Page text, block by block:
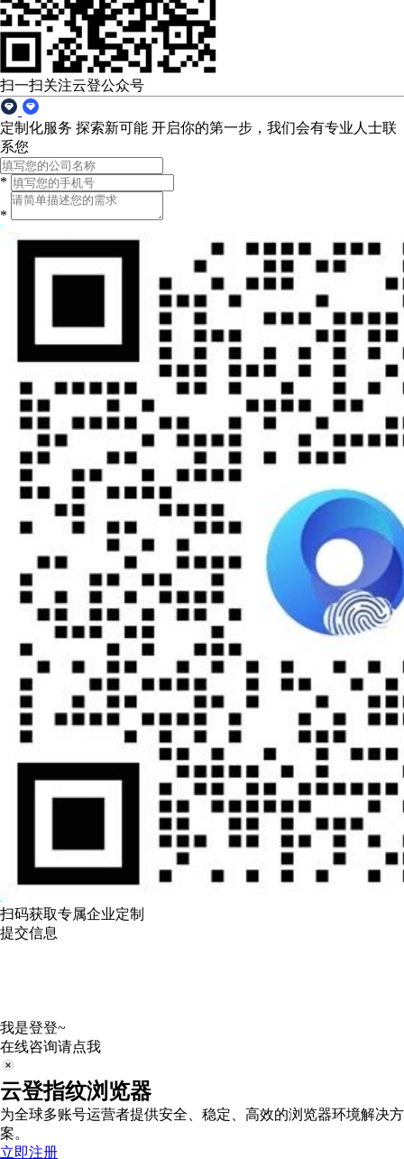
扫一扫关注云登公众号
定制化服务 探索新可能 开启你的第一步，我们会有专业人士联
系您
*
*
扫码获取专属企业定制
提交信息
我是登登~
在线咨询请点我
云登指纹浏览器
为全球多账号运营者提供安全、稳定、高效的浏览器环境解决方
案。
立即注册